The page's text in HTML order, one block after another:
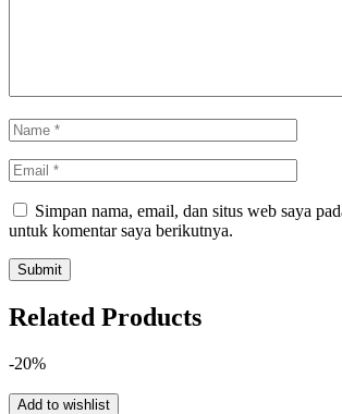
Simpan nama, email, dan situs web saya
untuk komentar saya berikutnya.
Related Products
-20%
Add to wishlist